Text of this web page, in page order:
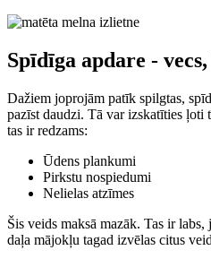
Spīdīga apdare -
Dažiem joprojām patīk spilgtas,
pazīst daudzi. Tā var izskatīties ļoti
tas ir redzams:
Ūdens plankumi
Pirkstu nospiedumi
Nelielas atzīmes
Šis veids maksā mazāk. Tas ir
daļa mājokļu tagad izvēlas citus